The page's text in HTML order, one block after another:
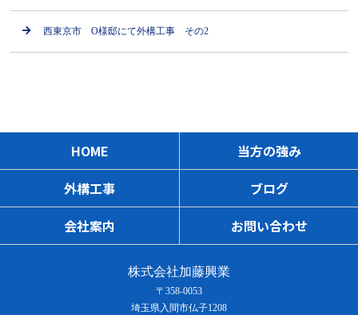
西東京市 O様邸にて外構工事 その2
HOME
当方の強み
外構工事
ブログ
会社案内
お問い合わせ
株式会社加藤興業
〒358-0053
埼玉県入間市仏子1208